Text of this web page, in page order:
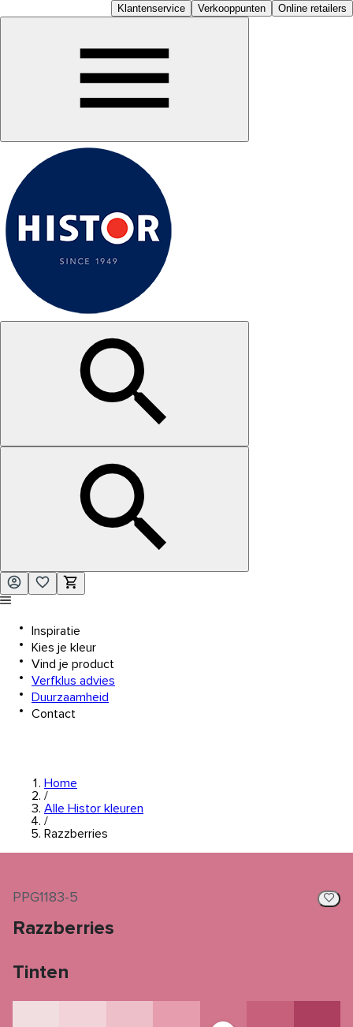
Klantenservice Verkooppunten Online retailers
Inspiratie
Kies je kleur
Vind je product
Verfklus advies
Duurzaamheid
Contact
Home
/
Alle Histor kleuren
/
Razzberries
PPG1183-5
Razzberries
Tinten